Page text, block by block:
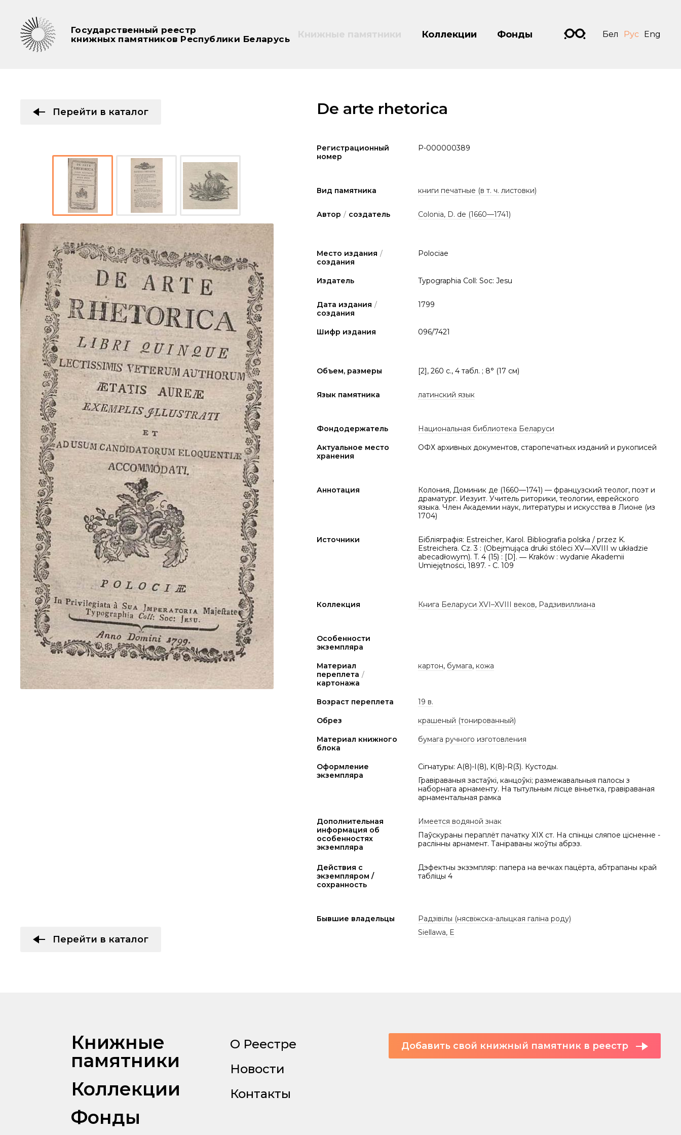
Государственный реестр
книжных памятников Республики Беларусь
Книжные памятники Коллекции Фонды Бел Рус Eng
Перейти в каталог
Перейти в каталог
De arte rhetorica
Регистрационный
номер
P-000000389
Вид памятника книги печатные (в т. ч. листовки)
Автор / создатель Colonia, D. de (1660—1741)
Место издания /
создания
Polociae
Издатель Typographia Coll: Soc: Jesu
Дата издания /
создания
1799
Шифр издания 096/7421
Объем, размеры [2], 260 c., 4 табл. ; 8° (17 см)
Язык памятника латинский язык
Фондодержатель Национальная библиотека Беларуси
Актуальное место
хранения
ОФХ архивных документов, старопечатных изданий и рукописей
Аннотация
Колония, Доминик де (1660—1741) — французский теолог, поэт и
драматург. Иезуит. Учитель риторики, теологии, еврейского
языка. Член Академии наук, литературы и искусства в Лионе (из
1704)
Источники
Бібліяграфія: Estreicher, Karol. Bibliografia polska / przez K.
Estreichera. Cz. 3 : (Obejmująca druki stóleci XV―XVIII w układzie
abecadłowym). T. 4 (15) : [D]. ― Kraków : wydanie Akademii
Umiejętności, 1897. - C. 109
Коллекция Книга Беларуси XVI–XVIII веков, Радзивиллиана
Особенности
экземпляра
Материал
переплета /
картонажа
картон, бумага, кожа
Возраст переплета 19 в.
Обрез крашеный (тонированный)
Материал книжного
блока
бумага ручного изготовления
Оформление
экземпляра
Сігнатуры: A(8)-I(8), K(8)-R(3). Кустоды.
Гравіраваныя застаўкі, канцоўкі; размежавальныя палосы з
наборнага арнаменту. На тытульным лісце віньетка, гравіраваная
арнаментальная рамка
Дополнительная
информация об
особенностях
экземпляра
Имеется водяной знак
Паўскураны пераплёт пачатку XIX ст. На спінцы сляпое цісненне -
раслінны арнамент. Таніраваны жоўты абрэз.
Действия с
экземпляром /
сохранность
Дэфектны экзэмпляр: папера на вечках пацёрта, абтрапаны край
табліцы 4
Бывшие владельцы
Радзівілы (нясвіжска-алыцкая галіна роду)
Siellawa, E
Книжные
памятники
Коллекции
Фонды
О Реестре
Новости
Контакты
Добавить свой книжный памятник в реестр